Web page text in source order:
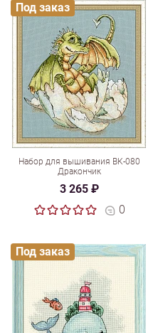
Набор для вышивания ВК-080
Дракончик
3 265 ₽
0
Под заказ
Под заказ